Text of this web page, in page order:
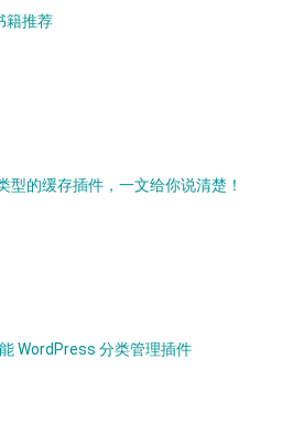
籍推荐
型的缓存插件，一文给你说清楚！
WordPress 分类管理插件